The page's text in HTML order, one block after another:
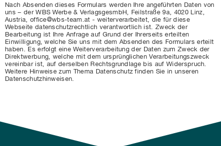
Nach Absenden dieses Formulars werden Ihre angeführten Daten von
uns – der WBS Werbe & VerlagsgesmbH, Feilstraße 9a, 4020 Linz,
Austria, office@wbs-team.at - weiterverarbeitet, die für diese
Webseite datenschutzrechtlich verantwortlich ist. Zweck der
Bearbeitung ist Ihre Anfrage auf Grund der Ihrerseits erteilten
Einwilligung, welche Sie uns mit dem Absenden des Formulars erteilt
haben. Es erfolgt eine Weiterverarbeitung der Daten zum Zweck der
Direktwerbung, welche mit dem ursprünglichen Verarbeitungszweck
vereinbar ist, auf derselben Rechtsgrundlage bis auf Widerspruch.
Weitere Hinweise zum Thema Datenschutz finden Sie in unseren
Datenschutzhinweisen.